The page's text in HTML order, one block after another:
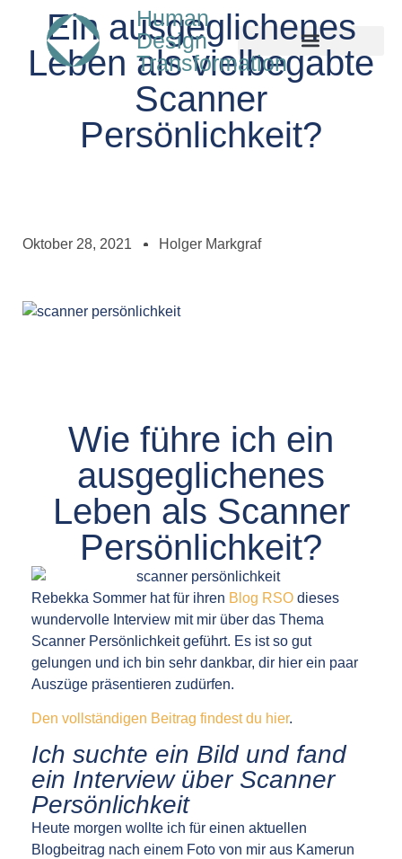
Human
Design
Transformation
Ein ausgeglichenes
Leben als vielbegabte
Scanner
Persönlichkeit?
Oktober 28, 2021 Holger Markgraf
Wie führe ich ein
ausgeglichenes
Leben als Scanner
Persönlichkeit?
Rebekka Sommer hat für ihren Blog RSO dieses
wundervolle Interview mit mir über das Thema
Scanner Persönlichkeit geführt. Es ist so gut
gelungen und ich bin sehr dankbar, dir hier ein paar
Auszüge präsentieren zudürfen.
Den vollständigen Beitrag findest du hier.
Ich suchte ein Bild und fand
ein Interview über Scanner
Persönlichkeit
Heute morgen wollte ich für einen aktuellen
Blogbeitrag nach einem Foto von mir aus Kamerun